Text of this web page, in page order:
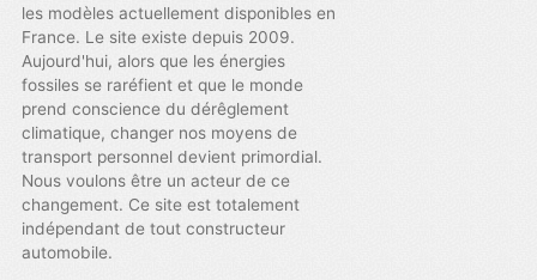
les modèles actuellement disponibles en
France. Le site existe depuis 2009.
Aujourd'hui, alors que les énergies
fossiles se raréfient et que le monde
prend conscience du dérêglement
climatique, changer nos moyens de
transport personnel devient primordial.
Nous voulons être un acteur de ce
changement. Ce site est totalement
indépendant de tout constructeur
automobile.